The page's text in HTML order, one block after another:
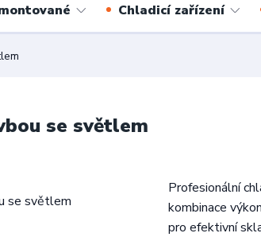
Chladicí zařízení
se světlem
Profesionální
kombinace
pro efektivní